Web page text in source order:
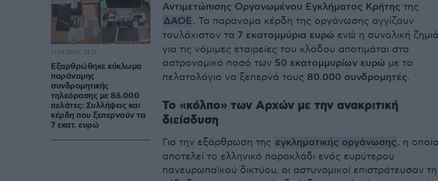
Αντιμετώπισης Οργανωμένου Εγκλήματος Κρήτης της
ΔΑΟΕ. Τα παράνομα κέρδη της οργάνωσης αγγίζουν
τουλάχιστον τα 7 εκατομμύρια ευρώ ενώ η συνολική
για τις νόμιμες εταιρείες του κλάδου αποτιμάται στο
αστρονομικό ποσό των 50 εκατομμυρίων ευρώ με το
πελατολόγιο να ξεπερνά τους 80.000 συνδρομητές.
Το «κόλπο» των Αρχών με την ανακριτική
διείσδυση
Για την εξάρθρωση της εγκληματικής οργάνωσης, η
αποτελεί το ελληνικό παρακλάδι ενός ευρύτερου
πανευρωπαϊκού δικτύου, οι αστυνομικοί επιστράτευσαν τη
Εξαρθρώθηκε κύκλωμα
παράνομης
συνδρομητικής
τηλεόρασης με 86.000
πελάτες: Συλλήψεις και
κέρδη που ξεπερνούν τα
7 εκατ. ευρώ
17.06.2026, 13:31